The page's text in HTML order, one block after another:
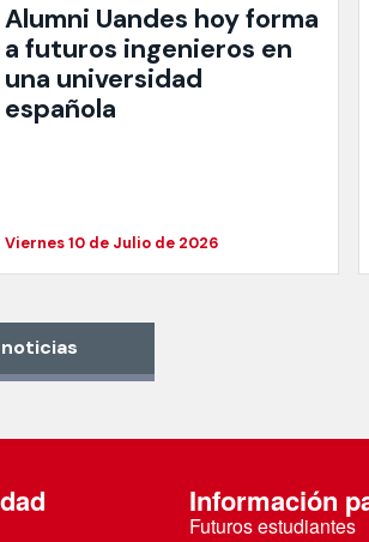
Alumni Uandes hoy forma
a futuros ingenieros en
una universidad
española
Viernes 10 de Julio de 2026
Información
Futuros estudiantes